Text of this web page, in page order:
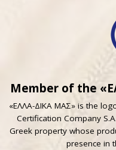
Member of the
«ΕΛΛΑ-ΔΙΚΑ ΜΑΣ» is the
Certification Company
Greek property whose
presence in